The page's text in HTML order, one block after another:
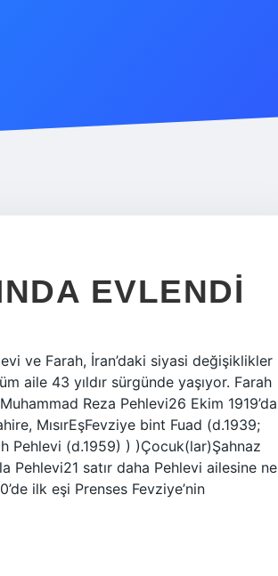
EVLENDI
ve Farah, İran’daki siyasi değişiklikler
aile 43 yıldır sürgünde yaşıyor. Farah
Reza Pehlevi26 Ekim 1919’da
MısırEşFevziye bint Fuad (d.1939;
Pehlevi (d.1959) ) )Çocuk(lar)Şahnaz
Pehlevi21 satır daha Pehlevi ailesine ne
ilk eşi Prenses Fevziye’nin